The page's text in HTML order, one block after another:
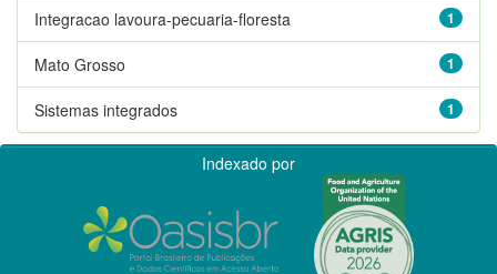
1
Integracao lavoura-pecuaria-floresta
1
Mato Grosso
1
Sistemas integrados
Indexado por